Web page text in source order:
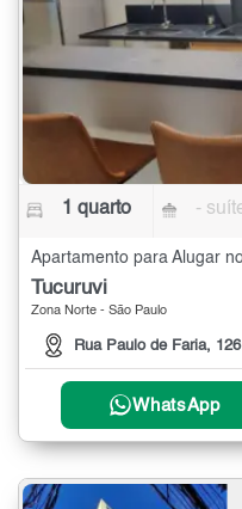
1 quarto -
Apartamento para Alugar
Tucuruvi
Zona Norte - São Paulo
Rua Paulo de Faria, 126
WhatsApp